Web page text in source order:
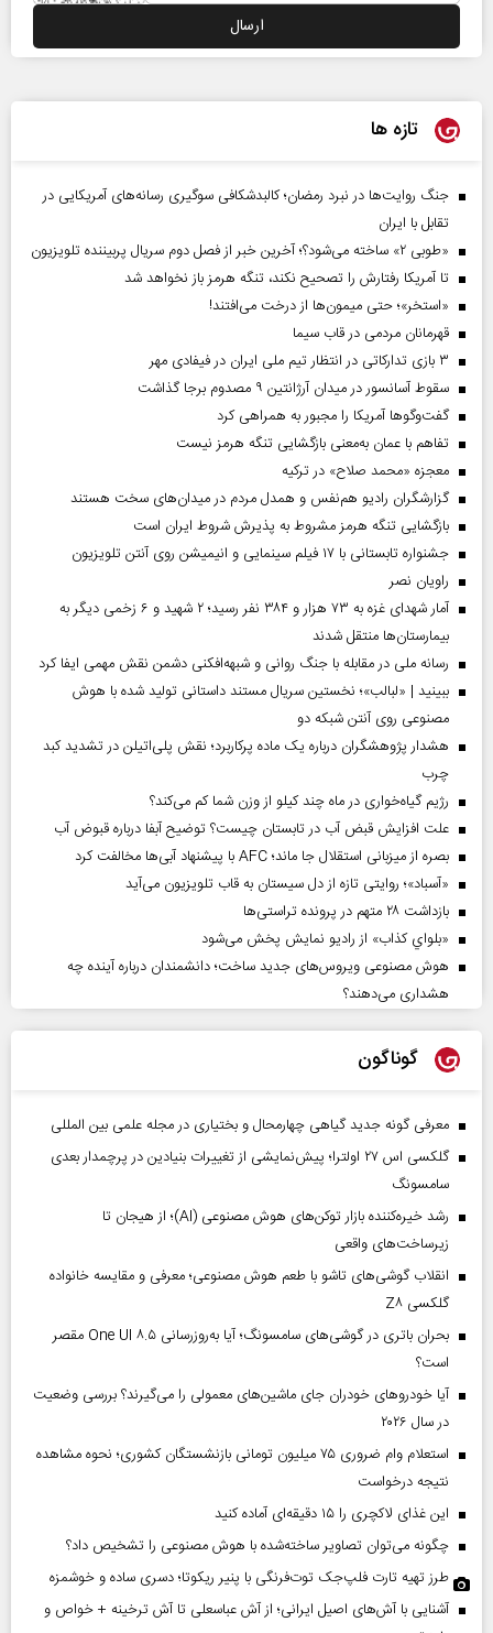
تازه ها
جنگ روایت‌ها در نبرد رمضان؛ کالبدشکافی سوگیری رسانه‌های آمریکایی در
تقابل با ایران
«طوبی ۲» ساخته می‌شود؟؛ آخرین خبر از فصل دوم سریال پربیننده تلویزیون
تا آمریکا رفتارش را تصحیح نکند، تنگه هرمز باز نخواهد شد
«استخر»‌‌؛ حتی میمون‌ها از درخت می‌افتند!
قهرمانان مردمی در قاب سیما
۳ بازی تدارکاتی در انتظار تیم ملی ایران در فیفادی مهر
سقوط آسانسور در میدان آرژانتین ۹ مصدوم برجا گذاشت
گفت‌وگوها آمریکا را مجبور به همراهی کرد
تفاهم با عمان به‌معنی بازگشایی تنگه هرمز نیست
معجزه «محمد صلاح» در ترکیه
گزارشگران رادیو هم‌نفس و همدل مردم در میدان‌های سخت هستند
بازگشایی تنگه هرمز مشروط به پذیرش شروط ایران است
جشنواره تابستانی با ۱۷ فیلم سینمایی و انیمیشن روی آنتن تلویزیون
راویان نصر
آمار شهدای غزه به ۷۳ هزار و ۳۸۴ نفر رسید؛ ۲ شهید و ۶ زخمی دیگر به
بیمارستان‌ها منتقل شدند
رسانه ملی در مقابله با جنگ روانی و شبهه‌افکنی دشمن نقش مهمی ایفا کرد
ببینید | «لبالب»؛ نخستین سریال مستند داستانی تولید شده با هوش
مصنوعی روی آنتن شبکه دو
هشدار پژوهشگران درباره یک ماده پرکاربرد؛ نقش پلی‌اتیلن در تشدید کبد
چرب
رژیم گیاه‌خواری در ماه چند کیلو از وزن شما کم می‌کند؟
علت افزایش قبض آب در تابستان چیست؟ توضیح آبفا درباره قبوض آب
بصره از میزبانی استقلال جا ماند؛ AFC با پیشنهاد آبی‌ها مخالفت کرد
«آسباد»؛ روایتی تازه از دل سیستان به قاب تلویزیون می‌آید
بازداشت ۲۸ متهم در پرونده تراستی‌ها
«بلواي کذاب» از رادیو نمایش پخش می‌شود
هوش مصنوعی ویروس‌های جدید ساخت؛ دانشمندان درباره آینده چه
هشداری می‌دهند؟
گوناگون
معرفی گونه جدید گیاهی چهارمحال و بختیاری در مجله علمی بین المللی
گلکسی اس ۲۷ اولترا؛ پیش‌نمایشی از تغییرات بنیادین در پرچمدار بعدی
سامسونگ
رشد خیره‌کننده بازار توکن‌های هوش مصنوعی (AI)؛ از هیجان تا
زیرساخت‌های واقعی
انقلاب گوشی‌های تاشو‌ با طعم هوش مصنوعی؛ معرفی و مقایسه خانواده
گلکسی Z۸
بحران باتری در گوشی‌های سامسونگ؛ آیا به‌روزرسانی One UI ۸.۵ مقصر
است؟
آیا خودروهای خودران جای ماشین‌های معمولی را می‌گیرند؟ بررسی وضعیت
در سال ۲۰۲۶
استعلام وام ضروری ۷۵ میلیون تومانی بازنشستگان کشوری؛ نحوه مشاهده
نتیجه درخواست
این غذای لاکچری را ۱۵ دقیقه‌ای آماده کنید
چگونه می‌توان تصاویر ساخته‌شده با هوش مصنوعی را تشخیص داد؟
طرز تهیه تارت فلپ‌جک توت‌فرنگی با پنیر ریکوتا؛ دسری ساده و خوشمزه
آشنایی با آش‌های اصیل ایرانی؛ از آش عباسعلی تا آش ترخینه + خواص و